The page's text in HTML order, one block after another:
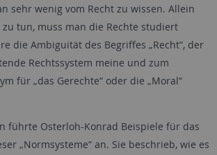
sehr wenig vom Recht zu wissen. Allein
tun, muss man die Rechte studiert
die Ambiguität des Begriffes „Recht“, der
Rechtssystem meine und zum
für „das Gerechte“ oder die „Moral“
führte Osterloh-Konrad Beispiele für das
„Normsysteme“ an. Sie beschrieb, wie es